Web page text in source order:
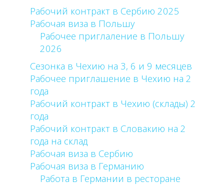
Рабочий контракт в Сербию 2025
Рабочая виза в Польшу
Рабочее приглаление в Польшу
2026
Сезонка в Чехию на 3, 6 и 9 месяцев
Рабочее приглашение в Чехию на 2
года
Рабочий контракт в Чехию (склады) 2
года
Рабочий контракт в Словакию на 2
года на склад
Рабочая виза в Сербию
Рабочая виза в Германию
Работа в Германии в ресторане